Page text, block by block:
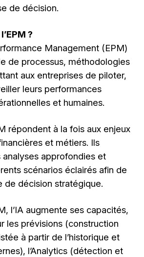
de décision.
?
Management (EPM)
de processus, méthodologies
aux entreprises de piloter,
leurs performances
et humaines.
répondent à la fois aux enjeux
et métiers. Ils
analyses approfondies et
scénarios éclairés afin de
de décision stratégique.
l’IA augmente ses capacités,
les prévisions (construction
à partir de l’historique et
l’Analytics (détection et